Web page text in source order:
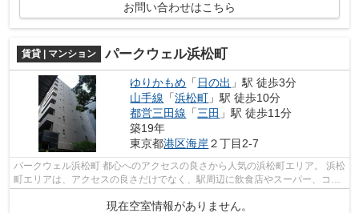
お問い合わせはこちら
賃貸 | マンション パークウェル浜松町
ゆりかもめ 「 日の出 」駅 徒歩3分
山手線 「浜松町 」駅 徒歩10分
都営三田線 「三田 」駅 徒歩11分
築19年
東京都港区海岸２丁目2-7
パークウェル浜松町 都心へのアクセスの良さから人気の浜松町エリア。 浜松
町エリアは、アクセスの良さだけでなく、駅周辺に飲食店やスーパー、コン
現在空室情報がありません。